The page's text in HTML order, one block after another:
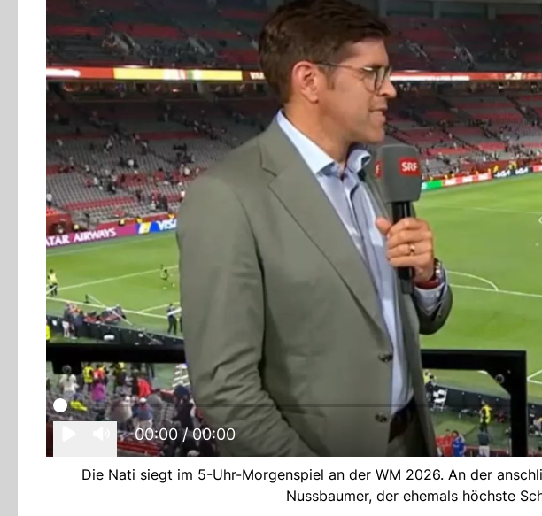
00:00/ 00:00
Die Nati siegt im 5-Uhr-Morgenspiel an der WM 2026. An der
Nussbaumer, der ehemals höchste